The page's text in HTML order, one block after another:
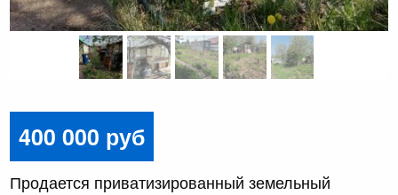
400 000 руб
Продается приватизированный земельный